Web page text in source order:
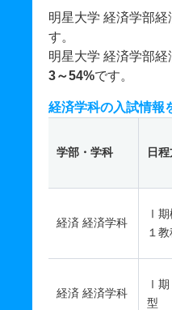
明星大学 経済学部
す。
明星大学 経済学部
3～54%です。
経済学科の入試情報
学部・学科 日
経済 経済学科
Ⅰ期
１
経済 経済学科
Ⅰ期
型